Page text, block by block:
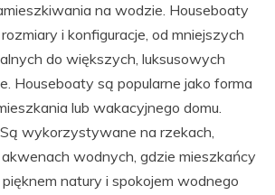
na wodzie. Houseboaty
i konfiguracje, od mniejszych
do większych, luksusowych
Houseboaty są popularne jako forma
lub wakacyjnego domu.
Są wykorzystywane na rzekach,
wodnych, gdzie mieszkańcy
natury i spokojem wodnego